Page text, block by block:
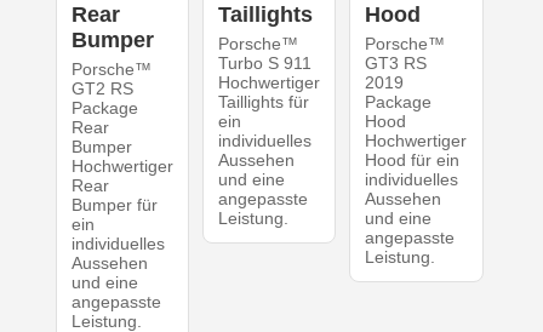
Rear
Bumper
Porsche™
GT2 RS
Package
Rear
Bumper
Hochwertiger
Rear
Bumper für
ein
individuelles
Aussehen
und eine
angepasste
Leistung.
Taillights
Porsche™
Turbo S 911
Hochwertiger
Taillights für
ein
individuelles
Aussehen
und eine
angepasste
Leistung.
Hood
Porsche™
GT3 RS
2019
Package
Hood
Hochwertiger
Hood für ein
individuelles
Aussehen
und eine
angepasste
Leistung.